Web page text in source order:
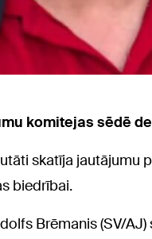
komitejas sēdē
skatīja jautājumu
biedrībai.
Brēmanis (SV/